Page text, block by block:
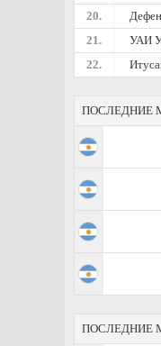
20.
21.
УАИ
22.
ПОСЛЕДНИЕ
ПОСЛЕДНИЕ